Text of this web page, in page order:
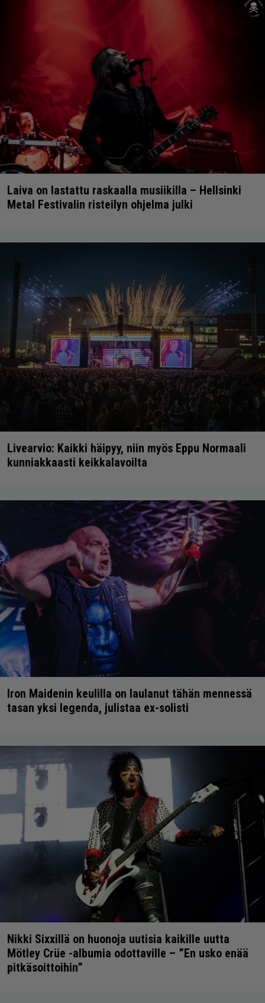
Laiva on lastattu raskaalla musiikilla – Hellsinki
Metal Festivalin risteilyn ohjelma julki
Livearvio: Kaikki häipyy, niin myös Eppu Normaali
kunniakkaasti keikkalavoilta
Iron Maidenin keulilla on laulanut tähän mennessä
tasan yksi legenda, julistaa ex-solisti
Nikki Sixxillä on huonoja uutisia kaikille uutta
Mötley Crüe -albumia odottaville – ”En usko enää
pitkäsoittoihin”